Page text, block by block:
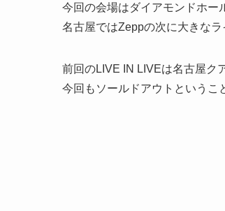
今回の会場はダイアモンドホー
名古屋ではZeppの次に大きな
前回のLIVE IN LIVEは名古屋ク
今回もソールドアウトというこ